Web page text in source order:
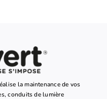
la maintenance de vos
conduits de lumière